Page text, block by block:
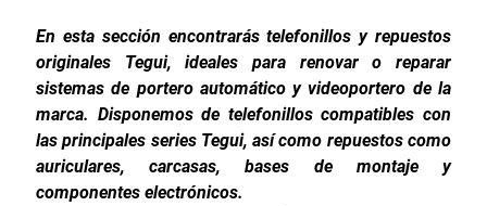
En esta sección encontrarás telefonillos y repuestos
originales Tegui, ideales para renovar o reparar
sistemas de portero automático y videoportero de la
marca. Disponemos de telefonillos compatibles con
las principales series Tegui, así como repuestos como
auriculares, carcasas, bases de montaje y
componentes electrónicos.